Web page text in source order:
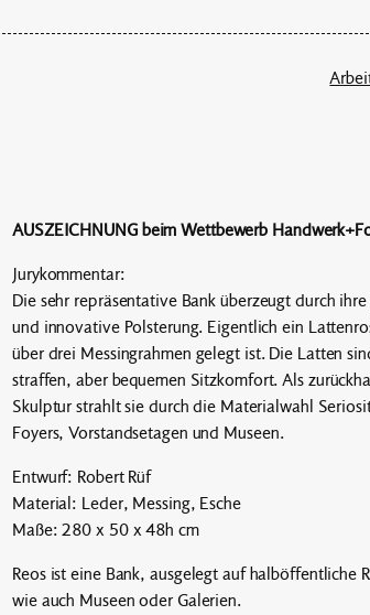
AUSZEICHNUNG beim Wettbewerb
Jurykommentar:
Die sehr repräsentative Bank überzeugt durch
und innovative Polsterung. Eigentlich ein
über drei Messingrahmen gelegt ist. Die Latten
straffen, aber bequemen Sitzkomfort. Als
Skulptur strahlt sie durch die Materialwahl
Foyers, Vorstandsetagen und Museen.
Entwurf: Robert Rüf
Material: Leder, Messing, Esche
Maße: 280 x 50 x 48h cm
Reos ist eine Bank, ausgelegt auf halböffentliche
wie auch Museen oder Galerien.